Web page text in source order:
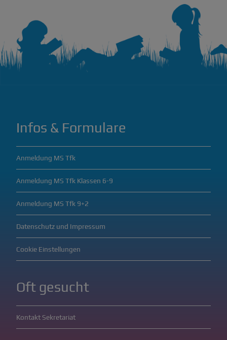
Infos & Formulare
Anmeldung MS Tfk
Anmeldung MS Tfk Klassen 6-9
Anmeldung MS Tfk 9+2
Datenschutz und Impressum
Cookie Einstellungen
Oft gesucht
Kontakt Sekretariat